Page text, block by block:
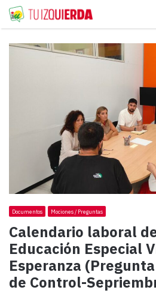
Documentos Mociones / Preguntas
Calendario laboral
Educación Especial
Esperanza
de Control-